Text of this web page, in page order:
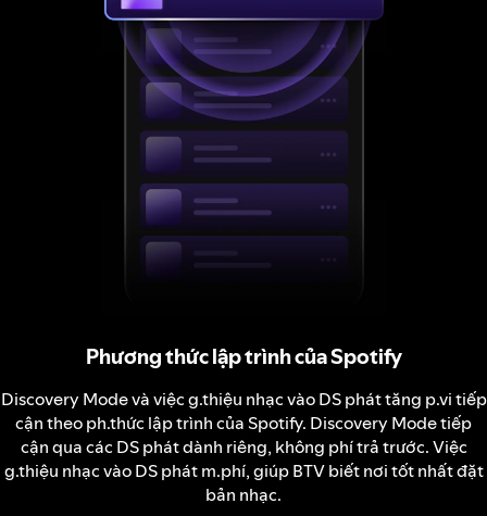
Phương thức lập trình của Spotify
Discovery Mode và việc g.thiệu nhạc vào DS phát tăng p.vi tiếp
cận theo ph.thức lập trình của Spotify. Discovery Mode tiếp
cận qua các DS phát dành riêng, không phí trả trước. Việc
g.thiệu nhạc vào DS phát m.phí, giúp BTV biết nơi tốt nhất đặt
bản nhạc.